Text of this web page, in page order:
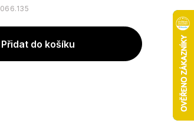
066.135
Přidat do košíku